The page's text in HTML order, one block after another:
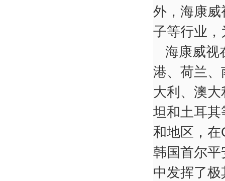
外，海康
子等行业
海康威视
港、荷兰
大利、澳
坦和土耳
和地区，
韩国首尔
中发挥了